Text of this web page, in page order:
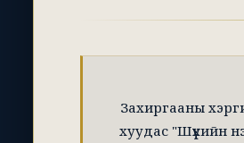
Захиргааны
хуудас "Шүүхийн